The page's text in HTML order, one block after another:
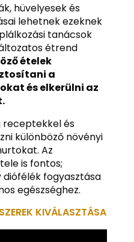
hüvelyesek és
lehetnek ezeknek
tanácsok
étrend
ételek
a
és elkerülni az
receptekkel és
különböző növényi
Az
is fontos;
diófélék fogyasztása
egészséghez.
KIVÁLASZTÁSA